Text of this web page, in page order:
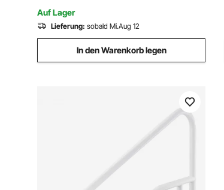
Auf Lager
Lieferung: sobald Mi.Aug 12
In den Warenkorb legen